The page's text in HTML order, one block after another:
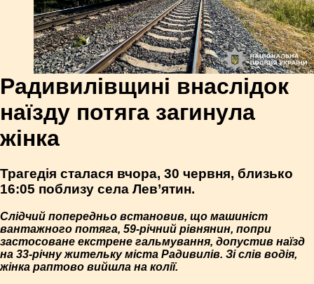
Радивилівщині внаслідок
наїзду потяга загинула
жінка
Трагедія сталася вчора, 30 червня, близько
16:05 поблизу села Лев’ятин.
Слідчий попередньо встановив, що машиніст
вантажного потяга, 59-річний рівнянин, попри
застосоване екстрене гальмування, допустив наїзд
на 33-річну жительку міста Радивилів. Зі слів водія,
жінка раптово вийшла на колії.